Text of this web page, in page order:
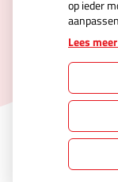
op ieder
Lees